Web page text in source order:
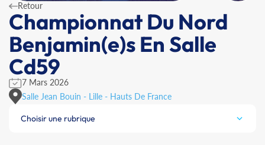
Retour
Championnat Du Nord
Benjamin(e)s En Salle
Cd59
7 Mars 2026
Salle Jean Bouin - Lille - Hauts De France
Choisir une rubrique